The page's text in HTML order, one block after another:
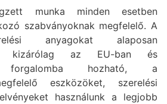
munka minden esetben
szabványoknak megfelelő. A
anyagokat alaposan
kizárólag az EU-ban és
forgalomba hozható, a
eszközöket, szerelési
használunk a legjobb